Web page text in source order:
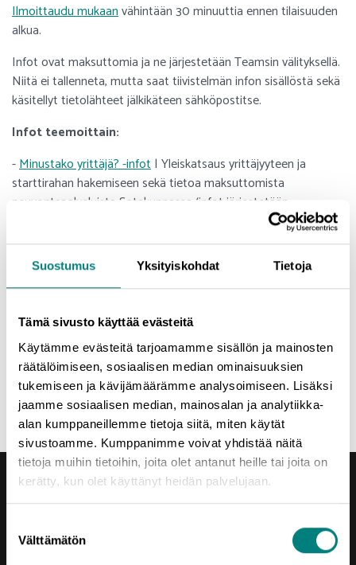
Suostumus Yksityiskohdat Tietoja
Tämä sivusto käyttää evästeitä
Käytämme evästeitä tarjoamamme sisällön ja mainosten
räätälöimiseen, sosiaalisen median ominaisuuksien
tukemiseen ja kävijämäärämme analysoimiseen. Lisäksi
jaamme sosiaalisen median, mainosalan ja analytiikka-
alan kumppaneillemme tietoja siitä, miten käytät
sivustoamme. Kumppanimme voivat yhdistää näitä
tietoja muihin tietoihin, joita olet antanut heille tai joita on
kerätty, kun olet käyttänyt heidän palvelujaan.
valinta
Välttämätön
Ilmoittaudu mukaanvähintään 30 minuuttia ennen tilaisuuden
alkua.
Infot ovat maksuttomia ja ne järjestetään Teamsin välityksellä.
Niitä ei tallenneta, mutta saat tiivistelmän infon sisällöstä sekä
käsitellyt tietolähteet jälkikäteen sähköpostitse.
Infot teemoittain:
-Minustako yrittäjä? -infot| Yleiskatsaus yrittäjyyteen ja
starttirahan hakemiseen sekä tietoa maksuttomista
neuvontapalveluista Satakunnassa (infot järjestetään
webinaareina ja iltainfoina eri paikkakunnilla Satakunnassa)
-Mistä idea yrittäjyyteen?
- Liikeidea 1/2:Ideasta liikeideaksi| Ohjausta liikeidean
kehittämiseen ja testaamiseen
liiketoimintasuunnitelman työstämisessä tulee huomioida
sivutoimisesta yrittäjyydestä ja kevytyrittäjyydestä
Jaa uutinen